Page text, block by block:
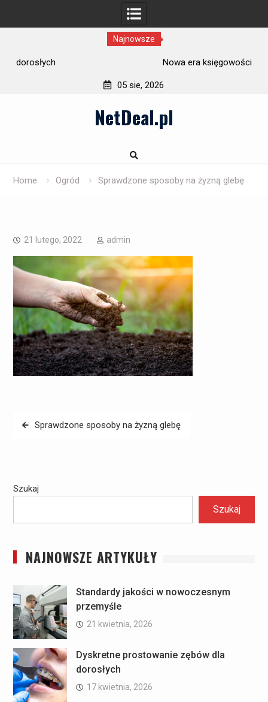
Najnowsze
Nowa era księgowości
05 sie, 2026
NetDeal.pl
Home Ogród Sprawdzone sposoby na żyzną glebę
21 lutego, 2022 admin
Nawigacja
Sprawdzone sposoby na żyzną glebę
Szukaj
Szukaj
NAJNOWSZE ARTYKUŁY
Standardy jakości w nowoczesnym
przemyśle
21 kwietnia, 2026
Dyskretne prostowanie zębów dla
dorosłych
17 kwietnia, 2026